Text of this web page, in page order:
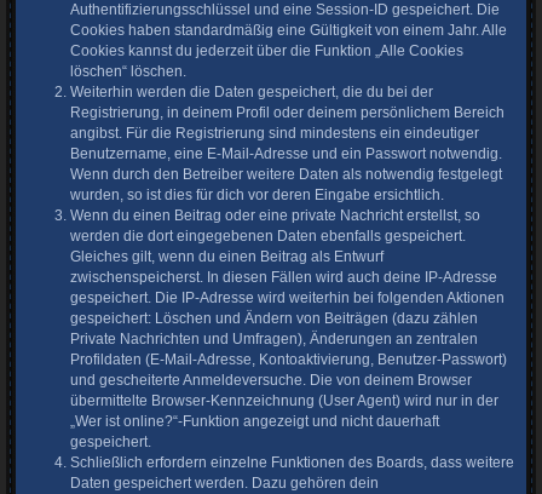
Authentifizierungsschlüssel und eine Session-ID gespeichert. Die
Cookies haben standardmäßig eine Gültigkeit von einem Jahr. Alle
Cookies kannst du jederzeit über die Funktion „Alle Cookies
löschen“ löschen.
Weiterhin werden die Daten gespeichert, die du bei der
Registrierung, in deinem Profil oder deinem persönlichem Bereich
angibst. Für die Registrierung sind mindestens ein eindeutiger
Benutzername, eine E-Mail-Adresse und ein Passwort notwendig.
Wenn durch den Betreiber weitere Daten als notwendig festgelegt
wurden, so ist dies für dich vor deren Eingabe ersichtlich.
Wenn du einen Beitrag oder eine private Nachricht erstellst, so
werden die dort eingegebenen Daten ebenfalls gespeichert.
Gleiches gilt, wenn du einen Beitrag als Entwurf
zwischenspeicherst. In diesen Fällen wird auch deine IP-Adresse
gespeichert. Die IP-Adresse wird weiterhin bei folgenden Aktionen
gespeichert: Löschen und Ändern von Beiträgen (dazu zählen
Private Nachrichten und Umfragen), Änderungen an zentralen
Profildaten (E-Mail-Adresse, Kontoaktivierung, Benutzer-Passwort)
und gescheiterte Anmeldeversuche. Die von deinem Browser
übermittelte Browser-Kennzeichnung (User Agent) wird nur in der
„Wer ist online?“-Funktion angezeigt und nicht dauerhaft
gespeichert.
Schließlich erfordern einzelne Funktionen des Boards, dass weitere
Daten gespeichert werden. Dazu gehören dein